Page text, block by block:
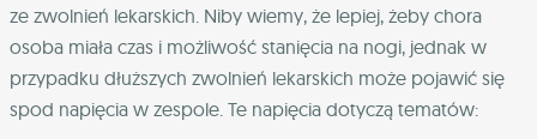
ze zwolnień lekarskich. Niby wiemy, że lepiej, żeby chora
osoba miała czas i możliwość stanięcia na nogi, jednak w
przypadku dłuższych zwolnień lekarskich może pojawić się
spod napięcia w zespole. Te napięcia dotyczą tematów: